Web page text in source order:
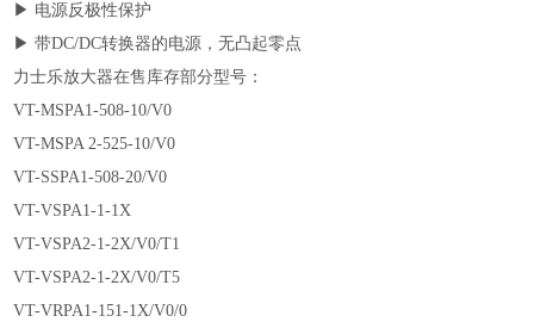
▶ 电源反极性保护
▶ 带DC/DC转换器的电源，无凸起零点
力士乐放大器在售库存部分型号：
VT-MSPA1-508-10/V0
VT-MSPA 2-525-10/V0
VT-SSPA1-508-20/V0
VT-VSPA1-1-1X
VT-VSPA2-1-2X/V0/T1
VT-VSPA2-1-2X/V0/T5
VT-VRPA1-151-1X/V0/0